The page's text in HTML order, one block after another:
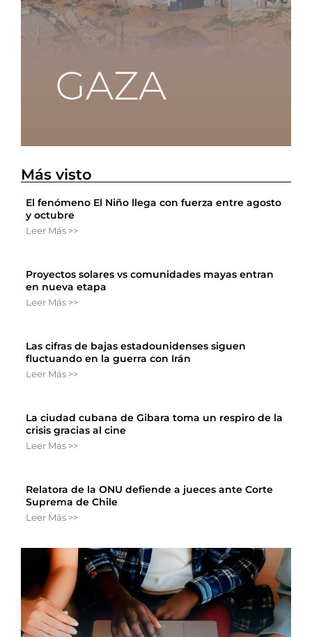
Más visto
El fenómeno El Niño llega con fuerza entre agosto
y octubre
Leer Más >>
Proyectos solares vs comunidades mayas entran
en nueva etapa
Leer Más >>
Las cifras de bajas estadounidenses siguen
fluctuando en la guerra con Irán
Leer Más >>
La ciudad cubana de Gibara toma un respiro de la
crisis gracias al cine
Leer Más >>
Relatora de la ONU defiende a jueces ante Corte
Suprema de Chile
Leer Más >>